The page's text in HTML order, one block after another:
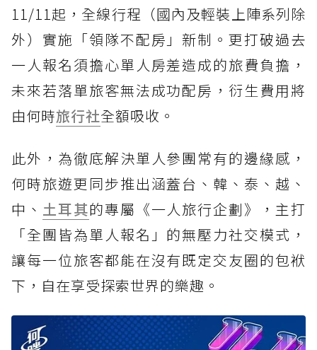
11/11起，全線行程（國內及輕裝上陣系列除
外）實施「領隊不配房」新制。更打破過去
一人報名須擔心單人房差造成的旅費負擔，
未來若落單旅客無法成功配房，衍生費用將
由何時旅行社全額吸收。
此外，為徹底解決單人參團常有的邊緣感，
何時旅遊更同步推出涵蓋台、韓、泰、越、
中、 土耳其的專屬《一人旅行企劃》，主打
「全團皆為單人報名」的無壓力社交模式，
讓每一位旅客都能在沒有既定交友圈的包袱
下，自在享受探索世界的樂趣。